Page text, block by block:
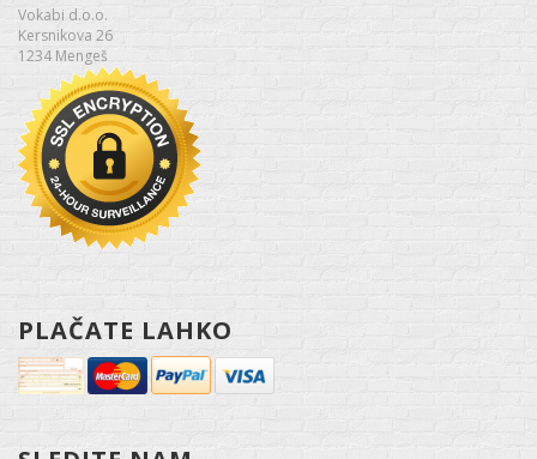
Vokabi d.o.o.
Kersnikova 26
1234 Mengeš
PLAČATE LAHKO